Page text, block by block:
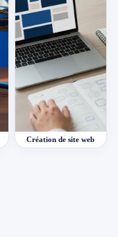
Création de site web